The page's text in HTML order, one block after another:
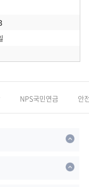
NPS국민연금 안